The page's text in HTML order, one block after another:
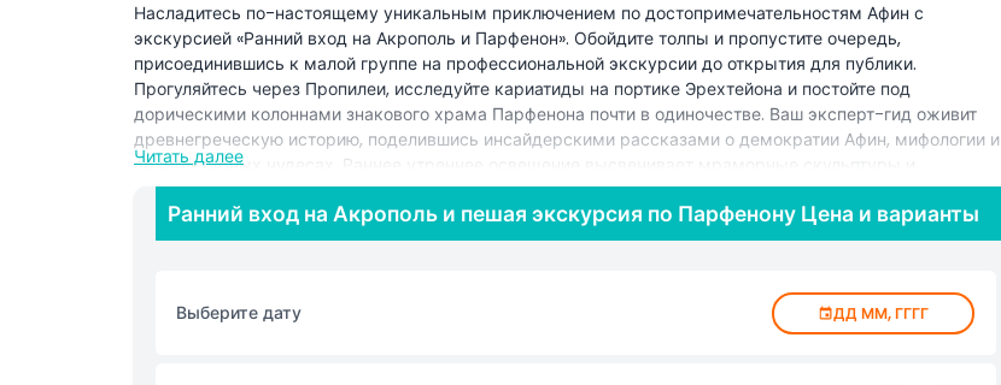
Насладитесь по-настоящему уникальным приключением по достопримечательностям Афин с
экскурсией «Ранний вход на Акрополь и Парфенон». Обойдите толпы и пропустите очередь,
присоединившись к малой группе на профессиональной экскурсии до открытия для публики.
Прогуляйтесь через Пропилеи, исследуйте кариатиды на портике Эрехтейона и постойте под
дорическими колоннами знакового храма Парфенона почти в одиночестве. Ваш эксперт-гид оживит
древнегреческую историю, поделившись инсайдерскими рассказами о демократии Афин, мифологии и
архитектурных чудесах. Раннее утреннее освещение высвечивает мраморные скульптуры и
панорамные виды на город Афины, вы сделаете потрясающие фотографии без обычных толп. Эта
эксклюзивная экскурсия до открытия идеально подойдет любителям истории, культурным
путешественникам и энтузиастам фотографии, ищущим опыт без толпы. Забронируйте билет с
комплексной экскурсии с гидом. От мифических начал святилища на холме до статуса объекта
Всемирного наследия ЮНЕСКО — откройте все скрытые детали этой вневременной
достопримечательности. Испытайте лучшее из Афин с незабываемым и интимным исследованием
Читать далее
Ранний вход на Акрополь и пешая экскурсия по Парфенону Цена и варианты
Выберите дату ДД ММ, ГГГГ